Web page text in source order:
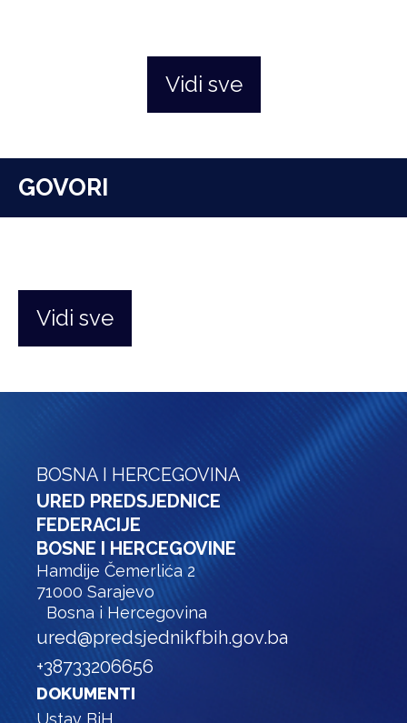
Vidi sve
GOVORI
Vidi sve
BOSNA I HERCEGOVINA
URED PREDSJEDNICE
FEDERACIJE
BOSNE I HERCEGOVINE
Hamdije Čemerlića 2
71000 Sarajevo
Bosna i Hercegovina
ured@predsjednikfbih.gov.ba
+38733206656
DOKUMENTI
Ustav BiH